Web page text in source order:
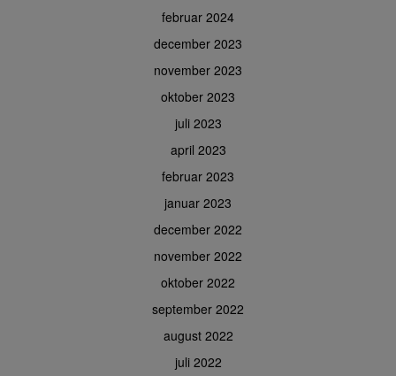
februar 2024
december 2023
november 2023
oktober 2023
juli 2023
april 2023
februar 2023
januar 2023
december 2022
november 2022
oktober 2022
september 2022
august 2022
juli 2022